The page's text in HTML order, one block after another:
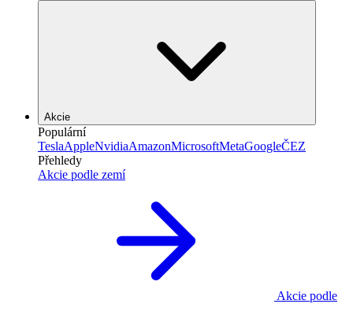
Akcie
Populární
TeslaAppleNvidiaAmazonMicrosoftMetaGoogleČEZ
Přehledy
Akcie podle zemí
Akcie podle